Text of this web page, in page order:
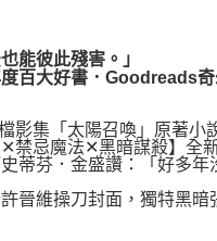
式
NT$1,000(含以上)免運費
能彼此殘害。」
度百大好書．Goodreads
集「太陽召喚」原著小說
禁忌魔法✕黑暗謀殺】全
芬．金盛讚：「好多年
維操刀封面，獨特黑暗